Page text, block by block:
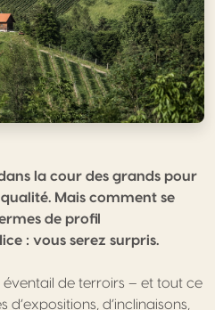
la cour des grands pour
Mais comment se
de profil
: vous serez surpris.
de terroirs – et tout ce
d’inclinaisons,